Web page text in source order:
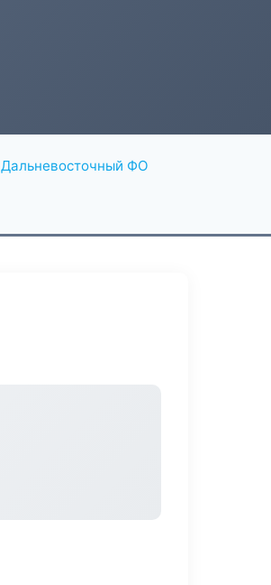
Дальневосточный ФО